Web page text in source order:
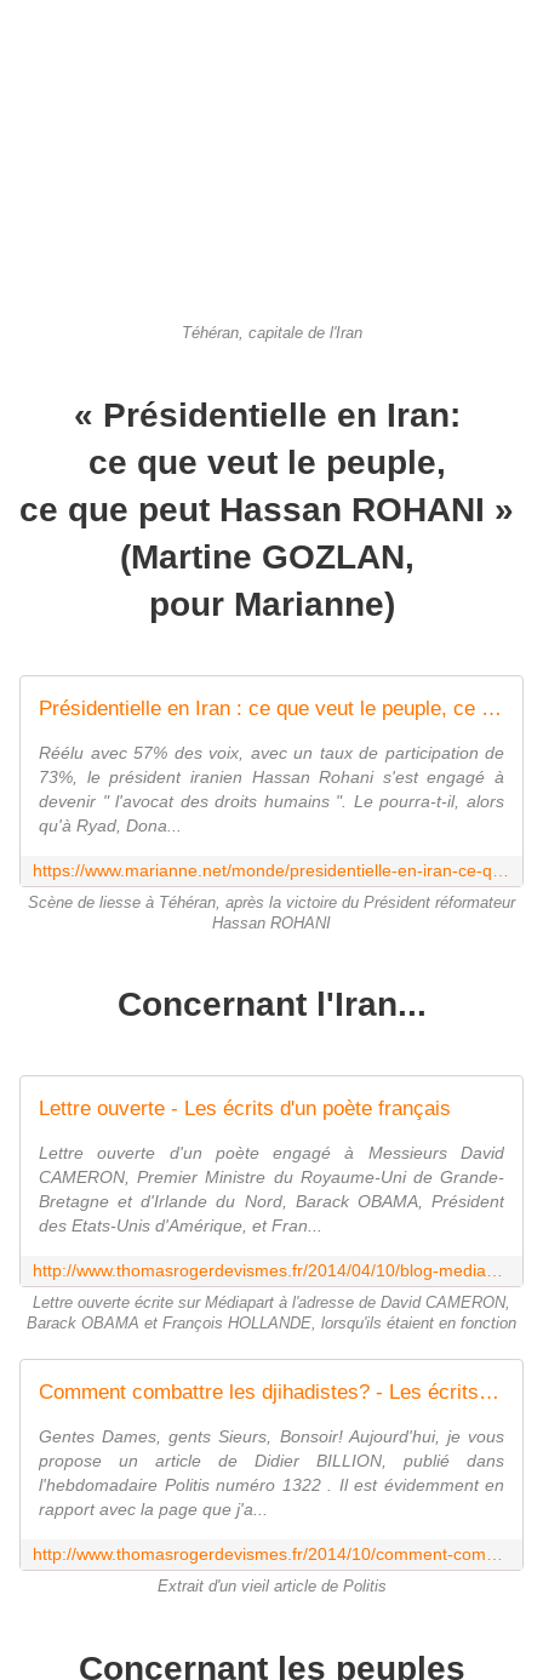
Téhéran, capitale de l'Iran
« Présidentielle en Iran:
ce que veut le peuple,
ce que peut Hassan ROHANI »
(Martine GOZLAN,
pour Marianne)
Présidentielle en Iran : ce que veut le peuple, ce que peut Hassan Rohani
Réélu avec 57% des voix, avec un taux de participation de
73%, le président iranien Hassan Rohani s'est engagé à
devenir " l'avocat des droits humains ". Le pourra-t-il, alors
qu'à Ryad, Dona...
Scène de liesse à Téhéran, après la victoire du Président réformateur
Hassan ROHANI
Concernant l'Iran...
Lettre ouverte - Les écrits d'un poète français
Lettre ouverte d'un poète engagé à Messieurs David
CAMERON, Premier Ministre du Royaume-Uni de Grande-
Bretagne et d'Irlande du Nord, Barack OBAMA, Président
des Etats-Unis d'Amérique, et Fran...
Lettre ouverte écrite sur Médiapart à l'adresse de David CAMERON,
Barack OBAMA et François HOLLANDE, lorsqu'ils étaient en fonction
Comment combattre les djihadistes? - Les écrits d'un poète français
Gentes Dames, gents Sieurs, Bonsoir! Aujourd'hui, je vous
propose un article de Didier BILLION, publié dans
l'hebdomadaire Politis numéro 1322 . Il est évidemment en
rapport avec la page que j'a...
Extrait d'un vieil article de Politis
Concernant les peuples